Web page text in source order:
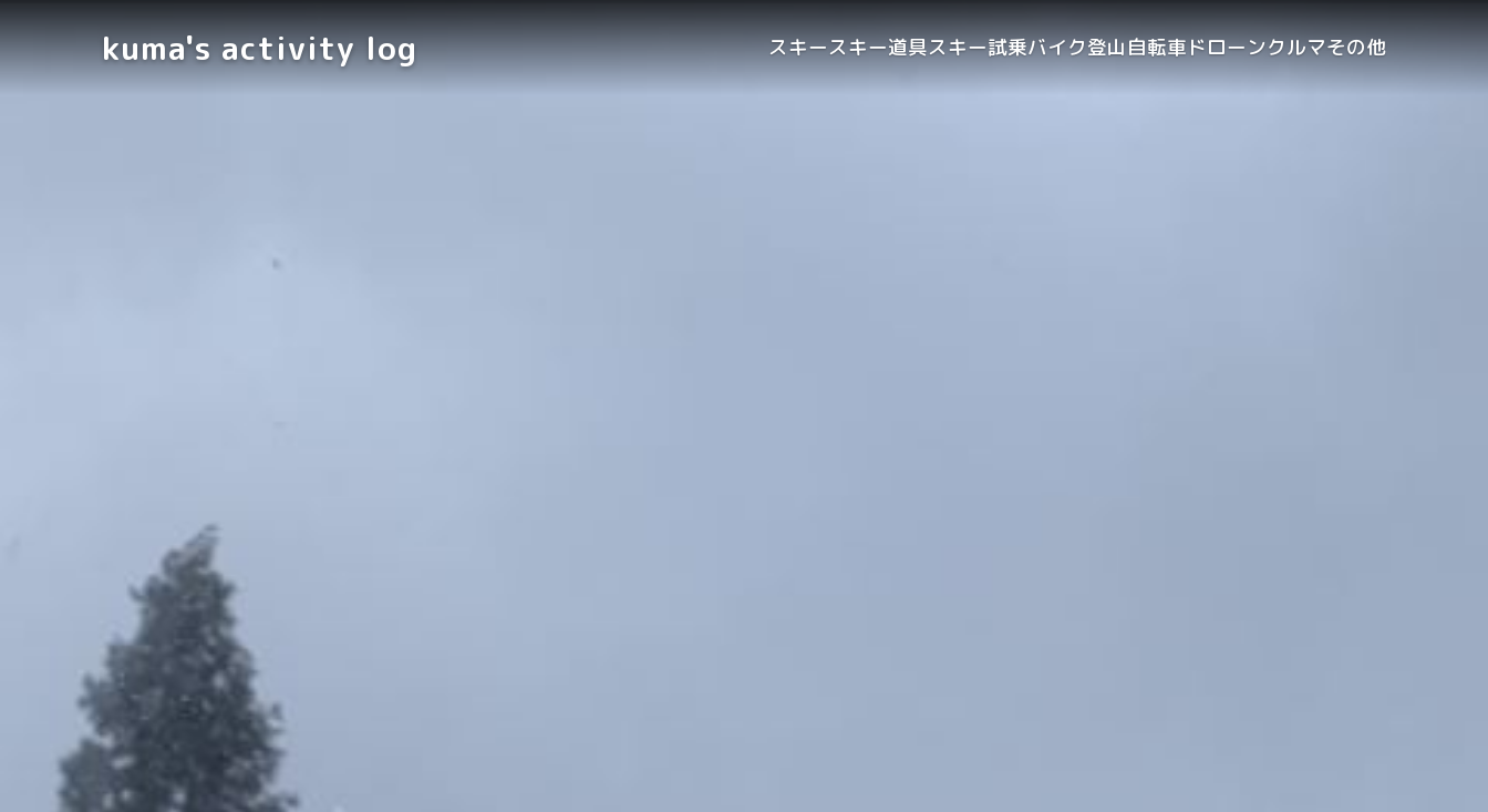
kuma's activity log スキースキー道具スキー試乗バイク登山自転車ドローンクルマその他